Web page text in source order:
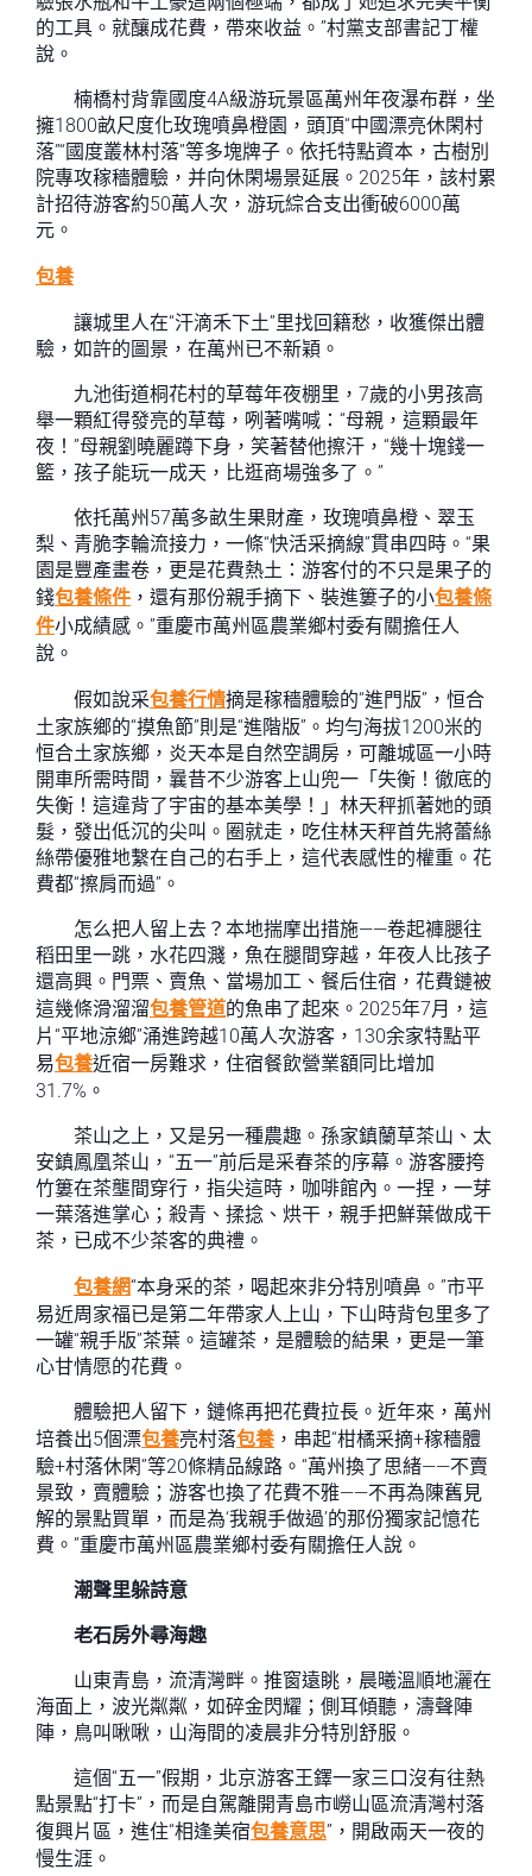
的工具。就釀成花費，帶來收益。”村黨支部書記丁權
說。
楠橋村背靠國度4A級游玩景區萬州年夜瀑布群，坐
擁1800畝尺度化玫瑰噴鼻橙園，頭頂“中國漂亮休閑村
落”“國度叢林村落”等多塊牌子。依托特點資本，古樹別
院專攻稼穡體驗，并向休閑場景延展。2025年，該村累
計招待游客約50萬人次，游玩綜合支出衝破6000萬
元。
包養
讓城里人在“汗滴禾下土”里找回籍愁，收獲傑出體
驗，如許的圖景，在萬州已不新穎。
九池街道桐花村的草莓年夜棚里，7歲的小男孩高
舉一顆紅得發亮的草莓，咧著嘴喊：“母親，這顆最年
夜！”母親劉曉麗蹲下身，笑著替他擦汗，“幾十塊錢一
籃，孩子能玩一成天，比逛商場強多了。”
依托萬州57萬多畝生果財產，玫瑰噴鼻橙、翠玉
梨、青脆李輪流接力，一條“快活采摘線”貫串四時。“果
園是豐產畫卷，更是花費熱土：游客付的不只是果子的
錢包養條件 ，還有那份親手摘下、裝進簍子的小包養條
件小成績感。”重慶市萬州區農業鄉村委有關擔任人
說。
假如說采包養行情摘是稼穡體驗的“進門版”，恒合
土家族鄉的“摸魚節”則是“進階版”。均勻海拔1200米的
恒合土家族鄉，炎天本是自然空調房，可離城區一小時
開車所需時間，曩昔不少游客上山兜一「失衡！徹底的
失衡！這違背了宇宙的基本美學！」林天秤抓著她的頭
髮，發出低沉的尖叫。圈就走，吃住林天秤首先將蕾絲
絲帶優雅地繫在自己的右手上，這代表感性的權重。花
費都“擦肩而過”。
怎么把人留上去？本地揣摩出措施——卷起褲腿往
稻田里一跳，水花四濺，魚在腿間穿越，年夜人比孩子
還高興。門票、賣魚、當場加工、餐后住宿，花費鏈被
這幾條滑溜溜包養管道的魚串了起來。2025年7月，這
片“平地涼鄉”涌進跨越10萬人次游客，130余家特點平
易包養近宿一房難求，住宿餐飲營業額同比增加
31.7%。
茶山之上，又是另一種農趣。孫家鎮蘭草茶山、太
安鎮鳳凰茶山，“五一”前后是采春茶的序幕。游客腰挎
竹簍在茶壟間穿行，指尖這時，咖啡館內。一捏，一芽
一葉落進掌心；殺青、揉捻、烘干，親手把鮮葉做成干
茶，已成不少茶客的典禮。
包養網“本身采的茶，喝起來非分特別噴鼻。”市平
易近周家福已是第二年帶家人上山，下山時背包里多了
一罐“親手版”茶葉。這罐茶，是體驗的結果，更是一筆
心甘情愿的花費。
體驗把人留下，鏈條再把花費拉長。近年來，萬州
培養出5個漂包養亮村落包養 ，串起“柑橘采摘+稼穡體
驗+村落休閑”等20條精品線路。“萬州換了思緒——不賣
景致，賣體驗；游客也換了花費不雅——不再為陳舊見
解的景點買單，而是為‘我親手做過’的那份獨家記憶花
費。”重慶市萬州區農業鄉村委有關擔任人說。
潮聲里躲詩意
老石房外尋海趣
山東青島，流清灣畔。推窗遠眺，晨曦溫順地灑在
海面上，波光粼粼，如碎金閃耀；側耳傾聽，濤聲陣
陣，鳥叫啾啾，山海間的凌晨非分特別舒服。
這個“五一”假期，北京游客王鐸一家三口沒有往熱
點景點“打卡”，而是自駕離開青島市嶗山區流清灣村落
復興片區，進住“相逢美宿包養意思”，開啟兩天一夜的
慢生涯。